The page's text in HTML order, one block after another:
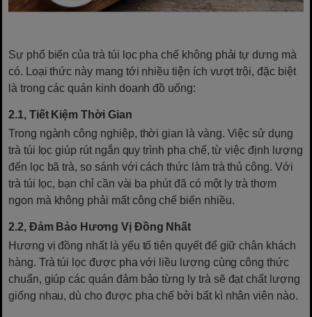
Sự phổ biến của trà túi lọc pha chế không phải tự dưng mà
có. Loại thức này mang tới nhiều tiện ích vượt trội, đặc biệt
là trong các quán kinh doanh đồ uống:
2.1, Tiết Kiệm Thời Gian
Trong ngành công nghiệp, thời gian là vàng. Việc sử dụng
trà túi lọc giúp rút ngắn quy trình pha chế, từ việc định lượng
đến lọc bã trà, so sánh với cách thức làm trà thủ công. Với
trà túi lọc, bạn chỉ cần vài ba phút đã có một ly trà thơm
ngon mà không phải mất công chế biến nhiều.
2.2, Đảm Bảo Hương Vị Đồng Nhất
Hương vị đồng nhất là yếu tố tiên quyết để giữ chân khách
hàng. Trà túi lọc được pha với liều lượng cùng công thức
chuẩn, giúp các quán đảm bảo từng ly trà sẽ đạt chất lượng
giống nhau, dù cho được pha chế bởi bất kì nhân viên nào.